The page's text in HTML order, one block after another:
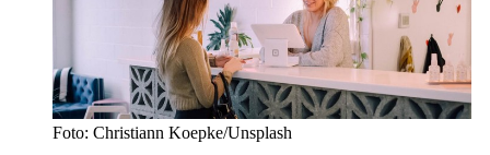
Foto: Christiann Koepke/Unsplash